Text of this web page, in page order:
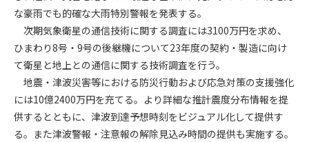
会社概要
会員規約
な豪雨でも的確な大雨特別警報を発表する。
次期気象衛星の通信技術に関する調査には3100万円を求め、
ひまわり8号・9号の後継機について23年度の契約・製造に向け
て衛星と地上との通信に関する技術調査を行う。
地震・津波災害等における防災行動および応急対策の支援強化
には10億2400万円を充てる。より詳細な推計震度分布情報を提
供するとともに、津波到達予想時刻をビジュアル化して提供す
る。また津波警報・注意報の解除見込み時間の提供も実施する。
本規約は、会員の了承を得ることなく、随時変更されることが
あります。変更内容は、建設資料館WEB上に表示した時点で直
ちに全ての会員が了承したものとみなします。
第4条（会員審査および資格の取り消し）
会員とは、本規約を承諾の上、所定の会員申込手続きを完了
後、管理者がこれを承認した者をいいます。
第4条（会員の定義と登録）